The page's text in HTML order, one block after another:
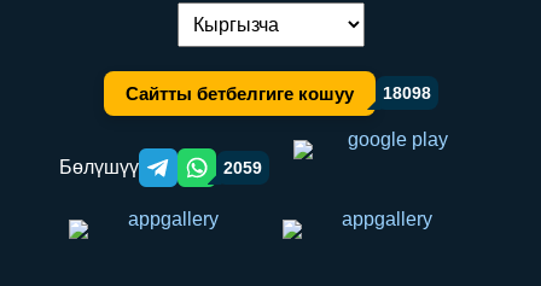
Тилди алмаштыруу:
Сайтты бетбелгиге кошуу 18098
Бөлүшүү Telegram orqali ulashish
WhatsApp orqali ulashish
2059